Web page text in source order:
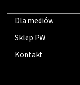
Dla mediów
Sklep PW
Kontakt